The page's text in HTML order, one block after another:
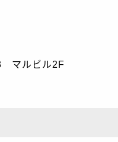
マルビル2F